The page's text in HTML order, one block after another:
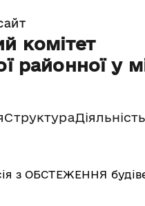
комітет
районної у
Структура
з ОБСТЕЖЕННЯ